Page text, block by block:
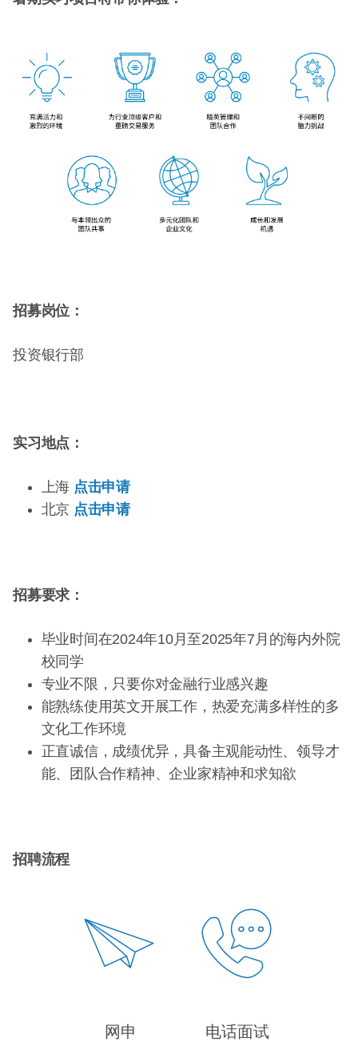
招募岗位：
投资银行部
实习地点：
上海 点击申请
北京 点击申请
招募要求：
毕业时间在2024年10月至2025年7月的海内外院
校同学
专业不限，只要你对金融行业感兴趣
能熟练使用英文开展工作，热爱充满多样性的多
文化工作环境
正直诚信，成绩优异，具备主观能动性、领导才
能、团队合作精神、企业家精神和求知欲
招聘流程
网申 电话面试